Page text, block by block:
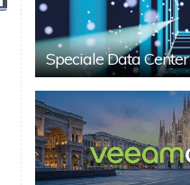
Speciale Data Center